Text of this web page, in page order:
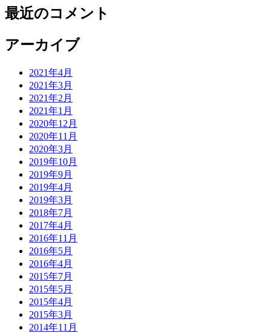
最近のコメント
アーカイブ
2021年4月
2021年3月
2021年2月
2021年1月
2020年12月
2020年11月
2020年3月
2019年10月
2019年9月
2019年4月
2019年3月
2018年7月
2017年4月
2016年11月
2016年5月
2016年4月
2015年7月
2015年5月
2015年4月
2015年3月
2014年11月